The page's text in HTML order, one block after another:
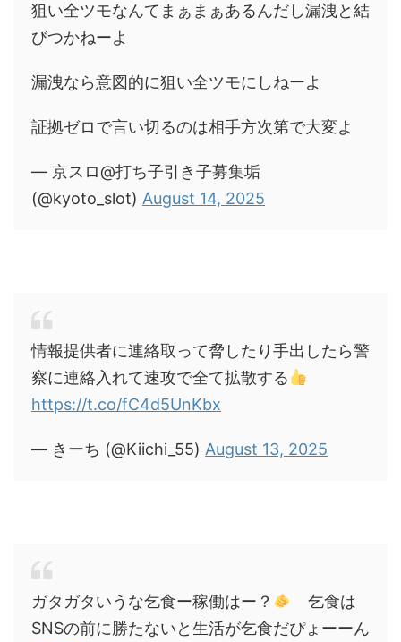
狙い全ツモなんてまぁまぁあるんだし漏洩と結
びつかねーよ
漏洩なら意図的に狙い全ツモにしねーよ
証拠ゼロで言い切るのは相手方次第で大変よ
— 京スロ@打ち子引き子募集垢
(@kyoto_slot) August 14, 2025
情報提供者に連絡取って脅したり手出したら警
察に連絡入れて速攻で全て拡散する
https://t.co/fC4d5UnKbx
— きーち (@Kiichi_55) August 13, 2025
ガタガタいうな乞食ー稼働はー？
乞食は
SNSの前に勝たないと生活が乞食だぴょーーん